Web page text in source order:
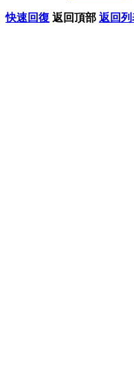
快速回復 返回頂部 返回列